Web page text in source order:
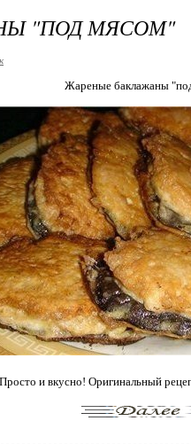
"ПОД МЯСОМ"
Жареные баклажаны
Просто и вкусно! Оригинальный